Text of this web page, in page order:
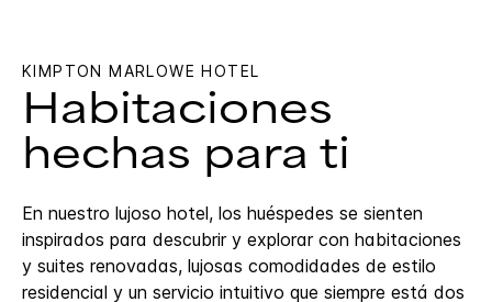
KIMPTON MARLOWE HOTEL
Habitaciones
hechas para ti
En nuestro lujoso hotel, los huéspedes se sienten
inspirados para descubrir y explorar con habitaciones
y suites renovadas, lujosas comodidades de estilo
residencial y un servicio intuitivo que siempre está dos